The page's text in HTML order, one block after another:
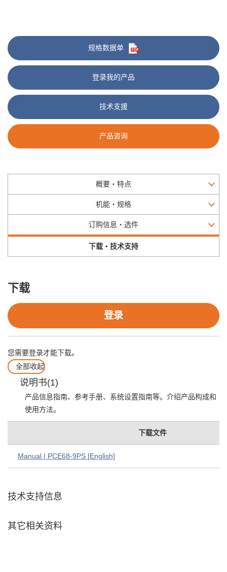
规格数据单
登录我的产品
技术支援
产品咨询
概要・特点
机能・规格
订购信息・选件
下载・技术支持
下载
登录
您需要登录才能下载。
全部收起
说明书(1)
产品信息指南、参考手册、系统设置指南等。介绍产品构成和
使用方法。
下载文件
Manual | PCE68-9PS [English]
技术支持信息
其它相关资料